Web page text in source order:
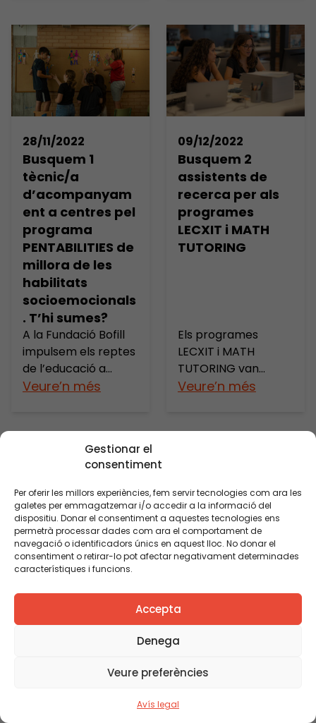
Gestionar el
consentiment
Per oferir les millors experiències, fem servir tecnologies com ara les
galetes per emmagatzemar i/o accedir a la informació del
dispositiu. Donar el consentiment a aquestes tecnologies ens
permetrà processar dades com ara el comportament de
navegació o identificadors únics en aquest lloc. No donar el
consentiment o retirar-lo pot afectar negativament determinades
característiques i funcions.
Accepta
Denega
Veure preferències
Avís legal
temps no lectiu de
molts infants i joves.
Un dels principals
objectius d’aquestes
iniciatives és reduir
el fracàs escolar i
educatiu,
especialment
d’aquells infants i
joves que es troben
en situacions de
major vulnerabilitat
social […]
didàctica i la seva
corresponent
plataforma web de
suport per al
programa MATH
TUTORING, en el
TP_TS-20220531-1-
«Projectes educatius
que reforcen
l’efectivitat de
l’Ingrés Mínim Vital:
Lecxit, Math Tutoring
i Pentabilities»,
28/11/2022
Busquem 1
tècnic/a
d’acompanyam
ent a centres pel
programa
PENTABILITIES de
millora de les
habilitats
socioemocionals
. T’hi sumes?
A la Fundació Bofill
impulsem els reptes
de l’educació a
Catalunya a través
de programes i
metodologies
innovadores.
Treballem des de la
independència, la
cooperació, el
compromís i el rigor
amb una extensa
xarxa de
com nosaltres,
Veure’n més
09/12/2022
Busquem 2
assistents de
recerca per als
programes
LECXIT i MATH
TUTORING
Els programes
LECXIT i MATH
TUTORING van
dirigits a alumnat de
consolidat la
matemàtica. A
través d’un
recolzament
extraescolar d’un
cop a la setmana a
voluntària 1-a-1 i una
tutoria matemàtica
en petit grup de 3/4
Veure’n més
05/07/2023
suport